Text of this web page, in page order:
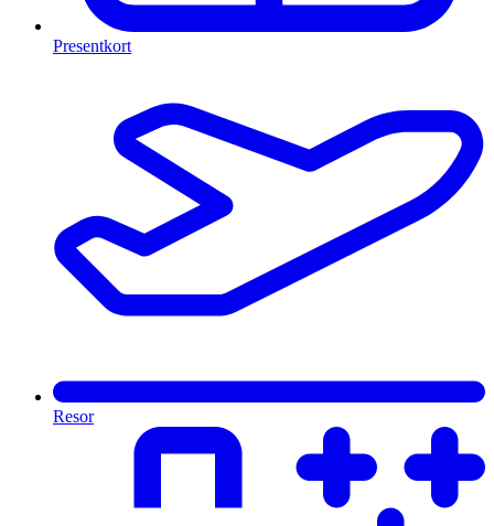
Presentkort
Resor